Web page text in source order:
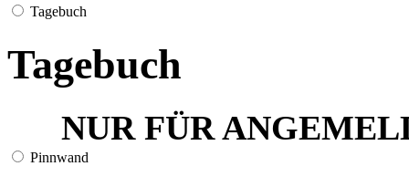
Tagebuch
Tagebuch
NUR FÜR
Pinnwand